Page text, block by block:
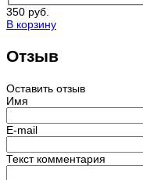
350 руб.
В корзину
Отзыв
Оставить отзыв
Имя
E-mail
Текст комментария